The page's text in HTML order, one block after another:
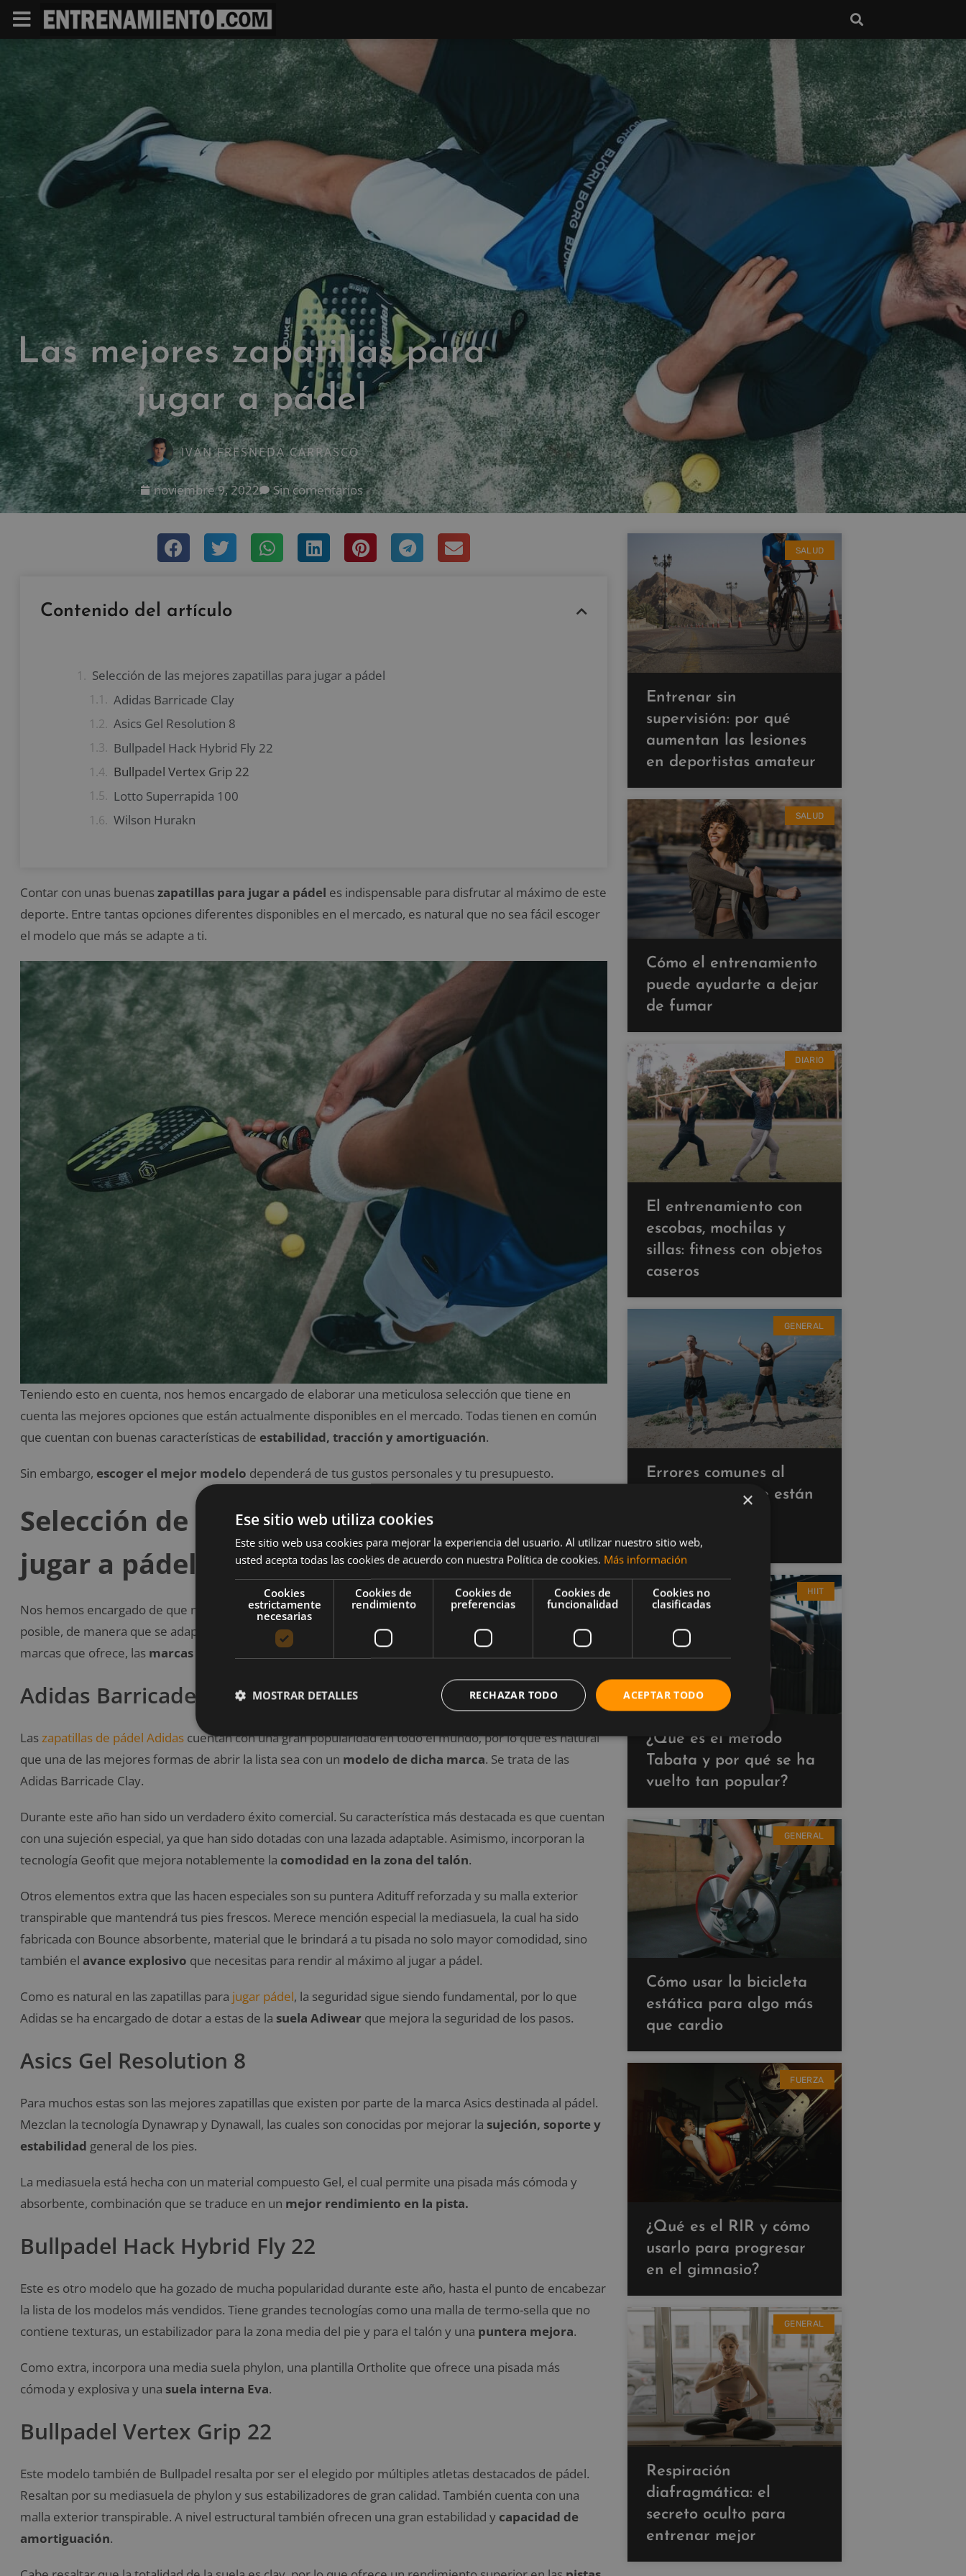
Las mejores zapatillas para
jugar a pádel
IVAN FRESNEDA CARRASCO
noviembre 9, 2022 Sin comentarios
Contenido del artículo
Selección de las mejores zapatillas para jugar a pádel
Adidas Barricade Clay
Asics Gel Resolution 8
Bullpadel Hack Hybrid Fly 22
Bullpadel Vertex Grip 22
Lotto Superrapida 100
Wilson Hurakn
Contar con unas buenaszapatillas para jugar a pádel es indispensable para disfrutar al máximo de este
deporte. Entre tantas opciones diferentes disponibles en el mercado, es natural que no sea fácil escoger
el modelo que más se adapte a ti.
Teniendo esto en cuenta, nos hemos encargado de elaborar una meticulosa selección que tiene en
cuenta las mejores opciones que están actualmente disponibles en el mercado. Todas tienen en común
que cuentan con buenas características de estabilidad, tracción y amortiguación.
Sin embargo, escoger el mejor modelo dependerá de tus gustos personales y tu presupuesto.
Selección de las mejores zapatillas para
jugar a pádel
Nos hemos encargado de que nuestra selección de zapatillas para jugar a pádel sea lo más completa
posible, de manera que se adapte a cualquier perfil de jugador. Asimismo, aunque varía un poco entre las
marcas que ofrece, las marcas más reconocidas por su calidad son las auténticas protagonistas.
Adidas Barricade Clay
Laszapatillas de pádel Adidas cuentan con una gran popularidad en todo el mundo, por lo que es natural
que una de las mejores formas de abrir la lista sea con un modelo de dicha marca. Se trata de las
Adidas Barricade Clay.
Durante este año han sido un verdadero éxito comercial. Su característica más destacada es que cuentan
con una sujeción especial, ya que han sido dotadas con una lazada adaptable. Asimismo, incorporan la
tecnología Geofit que mejora notablemente la comodidad en la zona del talón.
Otros elementos extra que las hacen especiales son su puntera Adituff reforzada y su malla exterior
transpirable que mantendrá tus pies frescos. Merece mención especial la mediasuela, la cual ha sido
fabricada con Bounce absorbente, material que le brindará a tu pisada no solo mayor comodidad, sino
también el avance explosivo que necesitas para rendir al máximo al jugar a pádel.
Como es natural en las zapatillas para jugar pádel, la seguridad sigue siendo fundamental, por lo que
Adidas se ha encargado de dotar a estas de la suela Adiwear que mejora la seguridad de los pasos.
Asics Gel Resolution 8
Para muchos estas son las mejores zapatillas que existen por parte de la marca Asics destinada al pádel.
Mezclan la tecnología Dynawrap y Dynawall, las cuales son conocidas por mejorar la sujeción, soporte y
estabilidad general de los pies.
La mediasuela está hecha con un material compuesto Gel, el cual permite una pisada más cómoda y
absorbente, combinación que se traduce en un mejor rendimiento en la pista.
Bullpadel Hack Hybrid Fly 22
Este es otro modelo que ha gozado de mucha popularidad durante este año, hasta el punto de encabezar
la lista de los modelos más vendidos. Tiene grandes tecnologías como una malla de termo-sella que no
contiene texturas, un estabilizador para la zona media del pie y para el talón y una puntera mejora.
Como extra, incorpora una media suela phylon, una plantilla Ortholite que ofrece una pisada más
cómoda y explosiva y una suela interna Eva.
Bullpadel Vertex Grip 22
Este modelo también de Bullpadel resalta por ser el elegido por múltiples atletas destacados de pádel.
Resaltan por su mediasuela de phylon y sus estabilizadores de gran calidad. También cuenta con una
malla exterior transpirable. A nivel estructural también ofrecen una gran estabilidad y capacidad de
amortiguación.
SALUD
Entrenar sin
supervisión: por qué
aumentan las lesiones
en deportistas amateur
SALUD
Cómo el entrenamiento
puede ayudarte a dejar
de fumar
DIARIO
El entrenamiento con
escobas, mochilas y
sillas: fitness con objetos
caseros
GENERAL
Errores comunes al
hacer cardio que están
resultados
HIIT
¿Qué es el método
Tabata y por qué se ha
vuelto tan popular?
GENERAL
Cómo usar la bicicleta
estática para algo más
que cardio
FUERZA
¿Qué es el RIR y cómo
usarlo para progresar
en el gimnasio?
GENERAL
Respiración
diafragmática: el
secreto oculto para
entrenar mejor
×
Ese sitio web utiliza cookies
Este sitio web usa cookies para mejorar la experiencia del usuario. Al utilizar nuestro sitio web,
usted acepta todas las cookies de acuerdo con nuestra Política de cookies. Más información
Cookies
estrictamente
necesarias
Cookies de
rendimiento
Cookies de
preferencias
Cookies de
funcionalidad
Cookies no
clasificadas
ACEPTAR TODO
RECHAZAR TODO
MOSTRAR DETALLES